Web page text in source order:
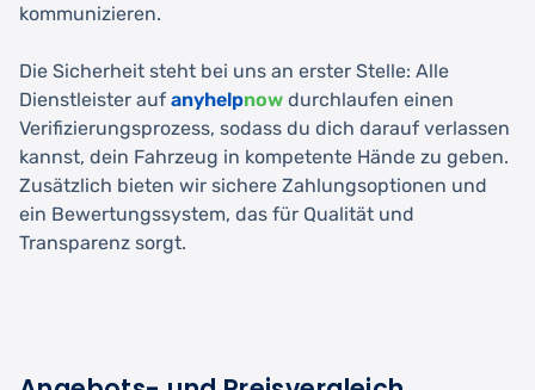
kommunizieren.
Die Sicherheit steht bei uns an erster Stelle: Alle
Dienstleister auf anyhelpnow durchlaufen einen
Verifizierungsprozess, sodass du dich darauf verlassen
kannst, dein Fahrzeug in kompetente Hände zu geben.
Zusätzlich bieten wir sichere Zahlungsoptionen und
ein Bewertungssystem, das für Qualität und
Transparenz sorgt.